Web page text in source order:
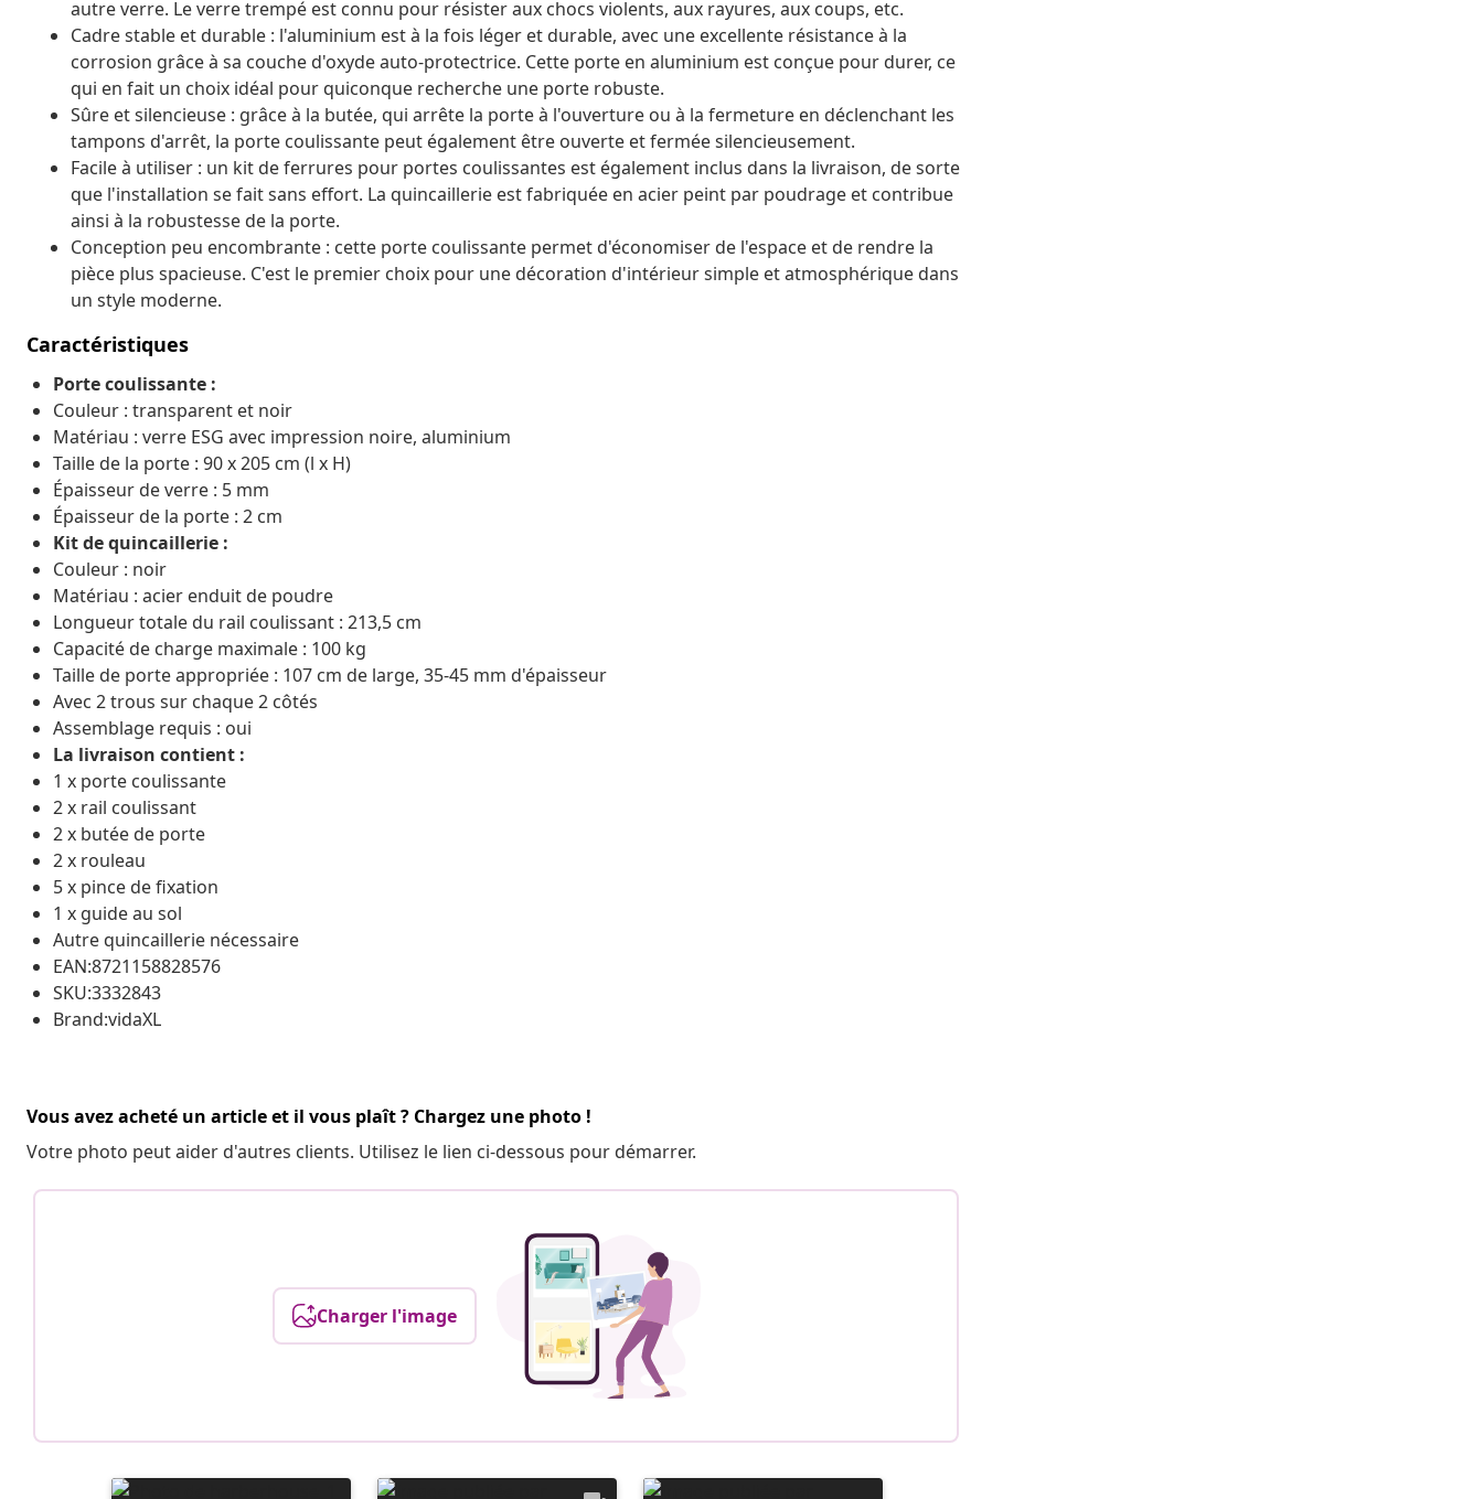
autre verre. Le verre trempé est connu pour résister aux chocs violents, aux rayures, aux coups, etc.
Cadre stable et durable : l'aluminium est à la fois léger et durable, avec une excellente résistance à la
corrosion grâce à sa couche d'oxyde auto-protectrice. Cette porte en aluminium est conçue pour durer, ce
qui en fait un choix idéal pour quiconque recherche une porte robuste.
Sûre et silencieuse : grâce à la butée, qui arrête la porte à l'ouverture ou à la fermeture en déclenchant les
tampons d'arrêt, la porte coulissante peut également être ouverte et fermée silencieusement.
Facile à utiliser : un kit de ferrures pour portes coulissantes est également inclus dans la livraison, de sorte
que l'installation se fait sans effort. La quincaillerie est fabriquée en acier peint par poudrage et contribue
ainsi à la robustesse de la porte.
Conception peu encombrante : cette porte coulissante permet d'économiser de l'espace et de rendre la
pièce plus spacieuse. C'est le premier choix pour une décoration d'intérieur simple et atmosphérique dans
un style moderne.
Caractéristiques
Porte coulissante :
Couleur : transparent et noir
Matériau : verre ESG avec impression noire, aluminium
Taille de la porte : 90 x 205 cm (l x H)
Épaisseur de verre : 5 mm
Épaisseur de la porte : 2 cm
Kit de quincaillerie :
Couleur : noir
Matériau : acier enduit de poudre
Longueur totale du rail coulissant : 213,5 cm
Capacité de charge maximale : 100 kg
Taille de porte appropriée : 107 cm de large, 35-45 mm d'épaisseur
Avec 2 trous sur chaque 2 côtés
Assemblage requis : oui
La livraison contient :
1 x porte coulissante
2 x rail coulissant
2 x butée de porte
2 x rouleau
5 x pince de fixation
1 x guide au sol
Autre quincaillerie nécessaire
EAN:8721158828576
SKU:3332843
Brand:vidaXL
Vous avez acheté un article et il vous plaît ? Chargez une photo !
Votre photo peut aider d'autres clients. Utilisez le lien ci-dessous pour démarrer.
Charger l'image